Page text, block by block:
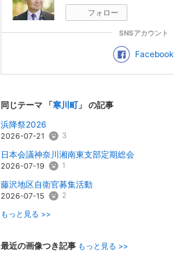
フォロー
SNSアカウント
Facebook
同じテーマ 「寒川町」 の記事
浜降祭2026
2026-07-21 3
日本会議神奈川湘南東支部定期総会
2026-07-19 1
藤沢地区自衛官募集活動
2026-07-15 2
もっと見る >>
最近の画像つき記事 もっと見る >>